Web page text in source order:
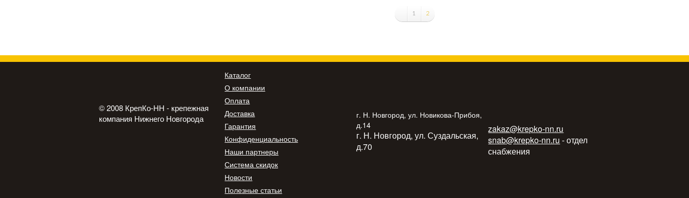
1 2
© 2008 КрепКо-НН - крепежная
компания Нижнего Новгорода
Каталог
О компании
Оплата
Доставка
Гарантия
Конфиденциальность
Наши партнеры
Система скидок
Новости
Полезные статьи
г. Н. Новгород, ул. Новикова-Прибоя,
д.14
г. Н. Новгород, ул. Суздальская,
д.70
zakaz@krepko-nn.ru
snab@krepko-nn.ru - отдел
снабжения